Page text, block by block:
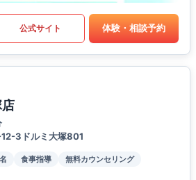
公式サイト 体験・相談予約
3ドルミ大塚801
食事指導
無料カウンセリング